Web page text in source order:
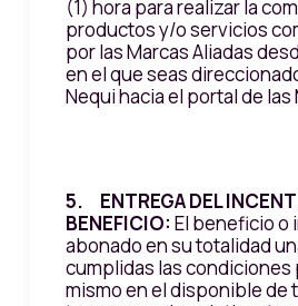
(1) hora para realizar la
productos y/o servicios
por las Marcas Aliadas
en el que seas
Nequi hacia el portal de las
5. ENTREGA DEL
BENEFICIO: El beneficio o
abonado en su totalidad
cumplidas las condiciones
mismo en el disponible de